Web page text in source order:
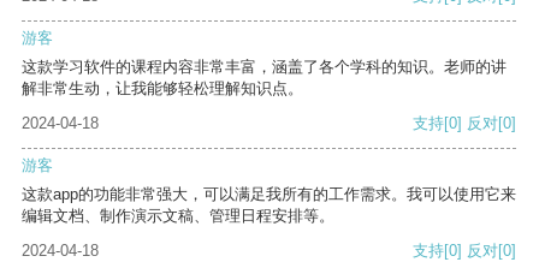
游客
这款学习软件的课程内容非常丰富，涵盖了各个学科的知识。老师的讲
解非常生动，让我能够轻松理解知识点。
2024-04-18
支持[0] 反对[0]
游客
这款app的功能非常强大，可以满足我所有的工作需求。我可以使用它来
编辑文档、制作演示文稿、管理日程安排等。
2024-04-18
支持[0] 反对[0]